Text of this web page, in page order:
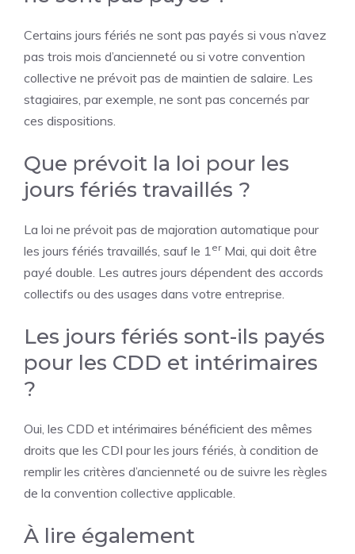
Certains jours fériés ne sont pas payés si vous n’avez
pas trois mois d’ancienneté ou si votre convention
collective ne prévoit pas de maintien de salaire. Les
stagiaires, par exemple, ne sont pas concernés par
ces dispositions.
Que prévoit la loi pour les
jours fériés travaillés ?
La loi ne prévoit pas de majoration automatique pour
les jours fériés travaillés, sauf le 1erMai, qui doit être
payé double. Les autres jours dépendent des accords
collectifs ou des usages dans votre entreprise.
Les jours fériés sont-ils payés
pour les CDD et intérimaires
?
Oui, les CDD et intérimaires bénéficient des mêmes
droits que les CDI pour les jours fériés, à condition de
remplir les critères d’ancienneté ou de suivre les règles
de la convention collective applicable.
À lire également